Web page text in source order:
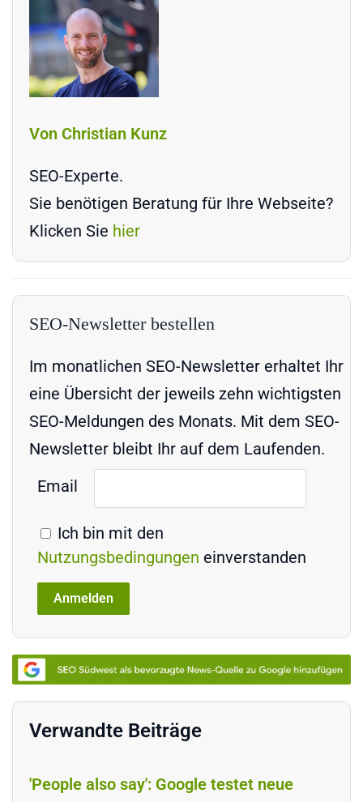
Von Christian Kunz
SEO-Experte.
Sie benötigen Beratung für Ihre Webseite?
Klicken Sie hier
SEO-Newsletter bestellen
Im monatlichen SEO-Newsletter erhaltet Ihr
eine Übersicht der jeweils zehn wichtigsten
SEO-Meldungen des Monats. Mit dem SEO-
Newsletter bleibt Ihr auf dem Laufenden.
Email
Ich bin mit den
Nutzungsbedingungen einverstanden
Verwandte Beiträge
'People also say': Google testet neue